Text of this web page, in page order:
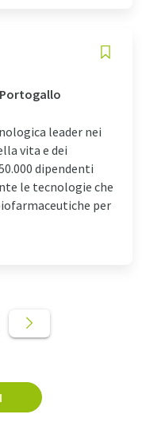
leader nei
vita e dei
dipendenti
le tecnologie che
per